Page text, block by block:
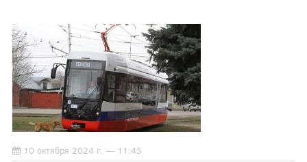
10 октября 2024 г. — 11:45